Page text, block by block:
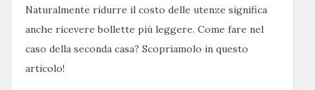
Naturalmente ridurre il costo delle utenze significa
anche ricevere bollette più leggere. Come fare nel
caso della seconda casa? Scopriamolo in questo
articolo!